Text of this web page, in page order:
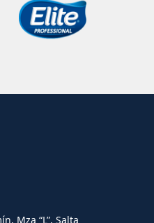
Mza “L”, Salta